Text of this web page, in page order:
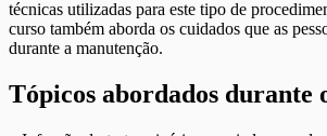
técnicas utilizadas para este tipo de
curso também aborda os cuidados que as
durante a manutenção.
Tópicos abordados durante